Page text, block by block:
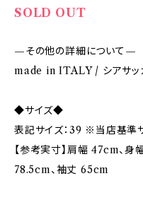
SOLD OUT
—その他の詳細について—
made in ITALY / シアサッ
◆サイズ◆
表記サイズ：39 ※当店基準
【参考実寸】肩幅 47cm、
78.5cm、袖丈 65cm